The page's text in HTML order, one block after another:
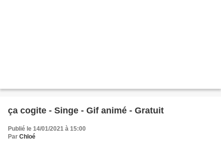
ça cogite - Singe - Gif animé - Gratuit
Publié le 14/01/2021 à 15:00
Par Chloé